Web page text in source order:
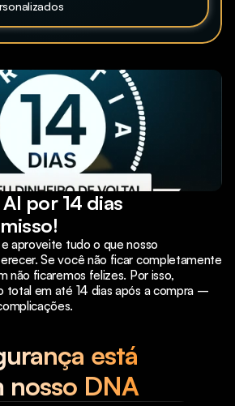
por 14 dias
aproveite tudo o que nosso
Se você não ficar completamente
não ficaremos felizes. Por isso,
total em até 14 dias após a compra –
está
nosso DNA